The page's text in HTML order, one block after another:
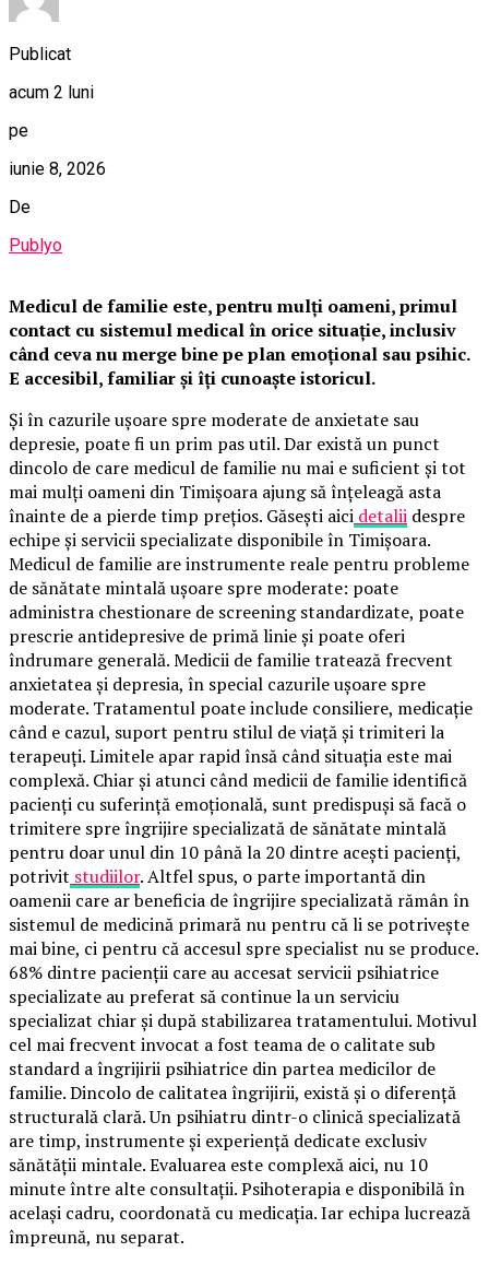
Publicat
acum 2 luni
pe
iunie 8, 2026
De
Publyo
Medicul de familie este, pentru mulți oameni, primul
contact cu sistemul medical în orice situație, inclusiv
când ceva nu merge bine pe plan emoțional sau psihic.
E accesibil, familiar și îți cunoaște istoricul.
Și în cazurile ușoare spre moderate de anxietate sau
depresie, poate fi un prim pas util. Dar există un punct
dincolo de care medicul de familie nu mai e suficient și tot
mai mulți oameni din Timișoara ajung să înțeleagă asta
înainte de a pierde timp prețios. Găsești aici detalii despre
echipe și servicii specializate disponibile în Timișoara.
Medicul de familie are instrumente reale pentru probleme
de sănătate mintală ușoare spre moderate: poate
administra chestionare de screening standardizate, poate
prescrie antidepresive de primă linie și poate oferi
îndrumare generală. Medicii de familie tratează frecvent
anxietatea și depresia, în special cazurile ușoare spre
moderate. Tratamentul poate include consiliere, medicație
când e cazul, suport pentru stilul de viață și trimiteri la
terapeuți. Limitele apar rapid însă când situația este mai
complexă. Chiar și atunci când medicii de familie identifică
pacienți cu suferință emoțională, sunt predispuși să facă o
trimitere spre îngrijire specializată de sănătate mintală
pentru doar unul din 10 până la 20 dintre acești pacienți,
potrivit studiilor. Altfel spus, o parte importantă din
oamenii care ar beneficia de îngrijire specializată rămân în
sistemul de medicină primară nu pentru că li se potrivește
mai bine, ci pentru că accesul spre specialist nu se produce.
68% dintre pacienții care au accesat servicii psihiatrice
specializate au preferat să continue la un serviciu
specializat chiar și după stabilizarea tratamentului. Motivul
cel mai frecvent invocat a fost teama de o calitate sub
standard a îngrijirii psihiatrice din partea medicilor de
familie. Dincolo de calitatea îngrijirii, există și o diferență
structurală clară. Un psihiatru dintr-o clinică specializată
are timp, instrumente și experiență dedicate exclusiv
sănătății mintale. Evaluarea este complexă aici, nu 10
minute între alte consultații. Psihoterapia e disponibilă în
același cadru, coordonată cu medicația. Iar echipa lucrează
împreună, nu separat.